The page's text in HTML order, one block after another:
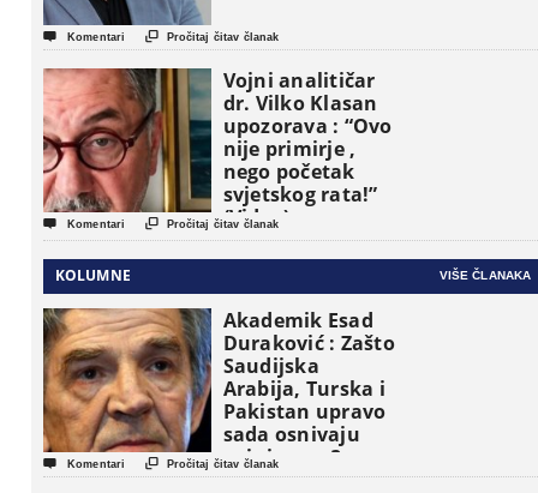
 Komentari  Pročitaj čitav članak
Vojni analitičar
dr. Vilko Klasan
upozorava : “Ovo
nije primirje ,
nego početak
svjetskog rata!”
(Video)
 Komentari  Pročitaj čitav članak
KOLUMNE VIŠE ČLANAKA
Akademik Esad
Duraković : Zašto
Saudijska
Arabija, Turska i
Pakistan upravo
sada osnivaju
vojni savez?
 Komentari  Pročitaj čitav članak